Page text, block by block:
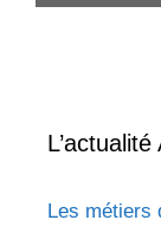
L’actualité
Les métiers